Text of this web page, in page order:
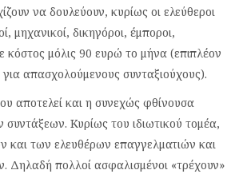
να δουλεύουν, κυρίως οι ελεύθεροι
μηχανικοί, δικηγόροι, έμποροι,
κόστος μόλις 90 ευρώ το μήνα (επιπλέον
απασχολούμενους συνταξιούχους).
αποτελεί και η συνεχώς φθίνουσα
Κυρίως του ιδιωτικού τομέα,
και των ελευθέρων επαγγελματιών και
Δηλαδή πολλοί ασφαλισμένοι «τρέχουν»